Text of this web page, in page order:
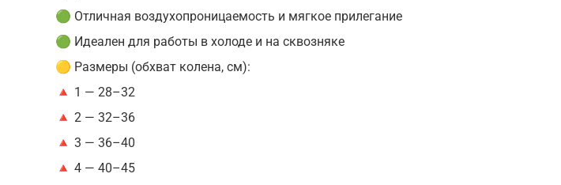
🟢 Отличная воздухопроницаемость и мягкое прилегание
🟢 Идеален для работы в холоде и на сквозняке
🟡 Размеры (обхват колена, см):
🔺 1 — 28–32
🔺 2 — 32–36
🔺 3 — 36–40
🔺 4 — 40–45